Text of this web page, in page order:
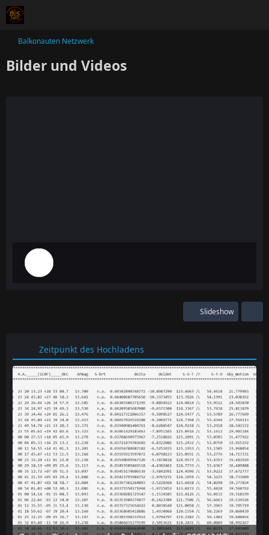
Balkonauten Netzwerk
Bilder und Videos
Slideshow
Zeitpunkt des Hochladens